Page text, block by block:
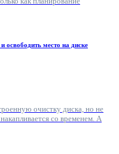
освободить место на диске
очистку диска, но не
со временем. А